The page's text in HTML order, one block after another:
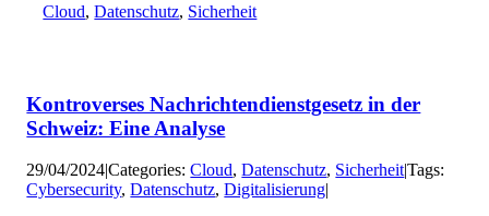
Cloud,Datenschutz, Sicherheit
Kontroverses Nachrichtendienstgesetz in der
Schweiz: Eine Analyse
29/04/2024|Categories:Cloud,Datenschutz, Sicherheit|Tags:
Cybersecurity,Datenschutz,Digitalisierung|